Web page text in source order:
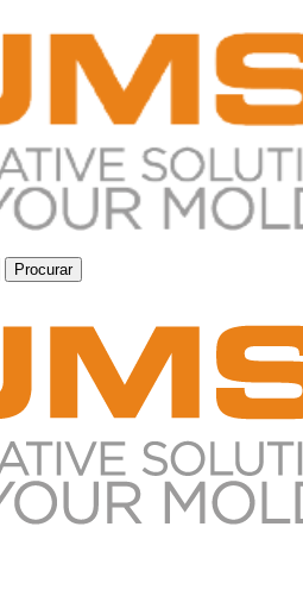
Procurar